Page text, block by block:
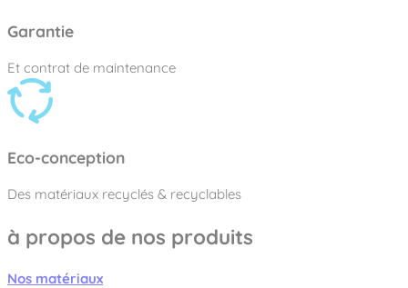
Garantie
Et contrat de maintenance
Eco-conception
Des matériaux recyclés & recyclables
à propos de nos produits
Nos matériaux